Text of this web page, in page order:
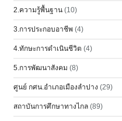
2.ความรู้พื้นฐาน (10)
3.การประกอบอาชีพ (4)
4.ทักษะการดำเนินชีวิต (4)
5.การพัฒนาสังคม (8)
ศูนย์ กศน.อำเภอเมืองลำปาง (29)
สถาบันการศึกษาทางไกล (89)